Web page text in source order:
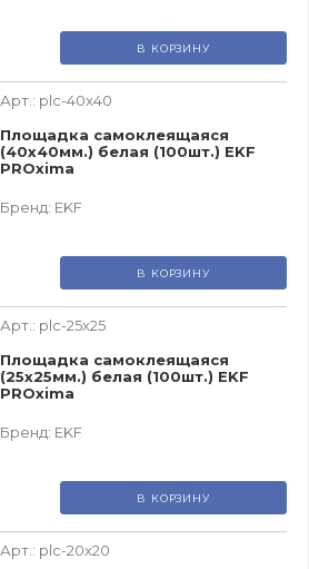
В КОРЗИНУ
Арт.: plc-40x40
Площадка самоклеящаяся
(40х40мм.) белая (100шт.) EKF
PROxima
Бренд: EKF
В КОРЗИНУ
Арт.: plc-25x25
Площадка самоклеящаяся
(25х25мм.) белая (100шт.) EKF
PROxima
Бренд: EKF
В КОРЗИНУ
Арт.: plc-20x20